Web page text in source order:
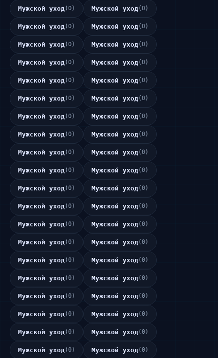
Мужской уход(0) Мужской уход(0)
Мужской уход(0) Мужской уход(0)
Мужской уход(0) Мужской уход(0)
Мужской уход(0) Мужской уход(0)
Мужской уход(0) Мужской уход(0)
Мужской уход(0) Мужской уход(0)
Мужской уход(0) Мужской уход(0)
Мужской уход(0) Мужской уход(0)
Мужской уход(0) Мужской уход(0)
Мужской уход(0) Мужской уход(0)
Мужской уход(0) Мужской уход(0)
Мужской уход(0) Мужской уход(0)
Мужской уход(0) Мужской уход(0)
Мужской уход(0) Мужской уход(0)
Мужской уход(0) Мужской уход(0)
Мужской уход(0) Мужской уход(0)
Мужской уход(0) Мужской уход(0)
Мужской уход(0) Мужской уход(0)
Мужской уход(0) Мужской уход(0)
Мужской уход(0) Мужской уход(0)